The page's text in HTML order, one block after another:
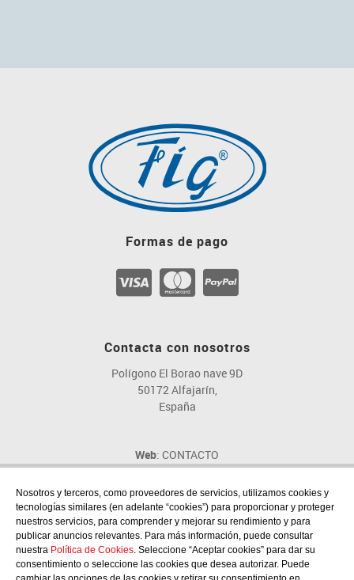
Formas de pago
Contacta con nosotros
Polígono El Borao nave 9D
50172 Alfajarín,
España
Web: CONTACTO
Email: fig@fig.es
Teléfono: 976 107 046
Síguenos en las redes sociales
Nosotros y terceros, como proveedores de servicios, utilizamos cookies y
tecnologías similares (en adelante “cookies”) para proporcionar y proteger
nuestros servicios, para comprender y mejorar su rendimiento y para
publicar anuncios relevantes. Para más información, puede consultar
nuestra Política de Cookies. Seleccione “Aceptar cookies” para dar su
consentimiento o seleccione las cookies que desea autorizar. Puede